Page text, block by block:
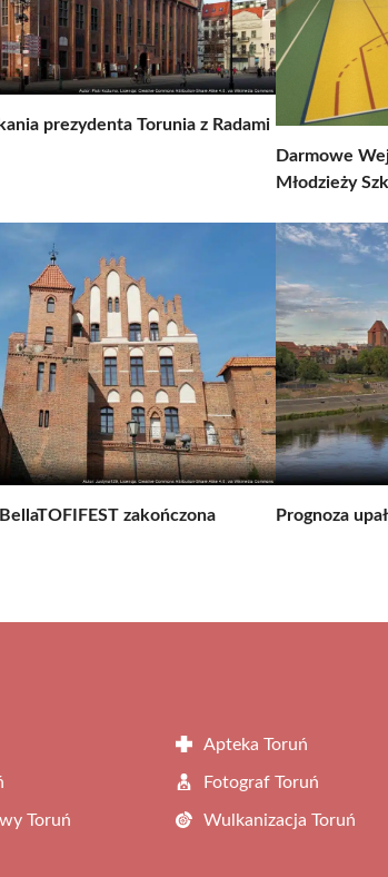
prezydenta Torunia z Radami
Darmowe
Młodzieży
zakończona Prognoza
Apteka Toruń
Fotograf Toruń
Toruń Wulkanizacja Toruń